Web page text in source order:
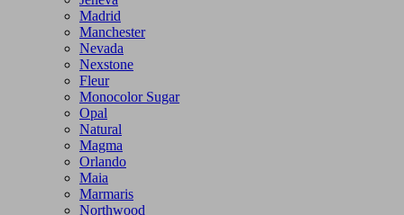
Madrid
Manchester
Nevada
Nexstone
Fleur
Monocolor Sugar
Opal
Natural
Magma
Orlando
Maia
Marmaris
Northwood